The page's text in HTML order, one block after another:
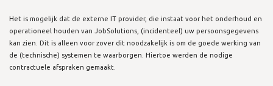
Het is mogelijk dat de externe IT provider, die instaat voor het onderhoud en
operationeel houden van JobSolutions, (incidenteel) uw persoonsgegevens
kan zien. Dit is alleen voor zover dit noodzakelijk is om de goede werking van
de (technische) systemen te waarborgen. Hiertoe werden de nodige
contractuele afspraken gemaakt.